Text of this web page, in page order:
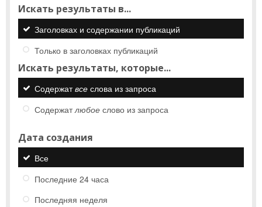
Искать результаты в...
Заголовках и содержании публикаций
Только в заголовках публикаций
Искать результаты, которые...
Содержатвсе слова из запроса
Содержатлюбое слово из запроса
Дата создания
Все
Последние 24 часа
Последняя неделя